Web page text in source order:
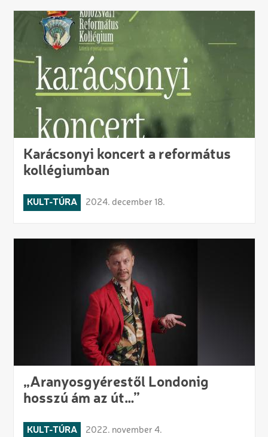
Karácsonyi koncert a református
kollégiumban
KULT-TÚRA 2024. december 18.
„Aranyosgyérestől Londonig
hosszú ám az út…”
KULT-TÚRA 2022. november 4.